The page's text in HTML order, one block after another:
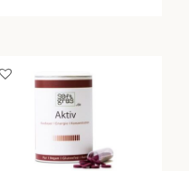
Varianten
Optionen